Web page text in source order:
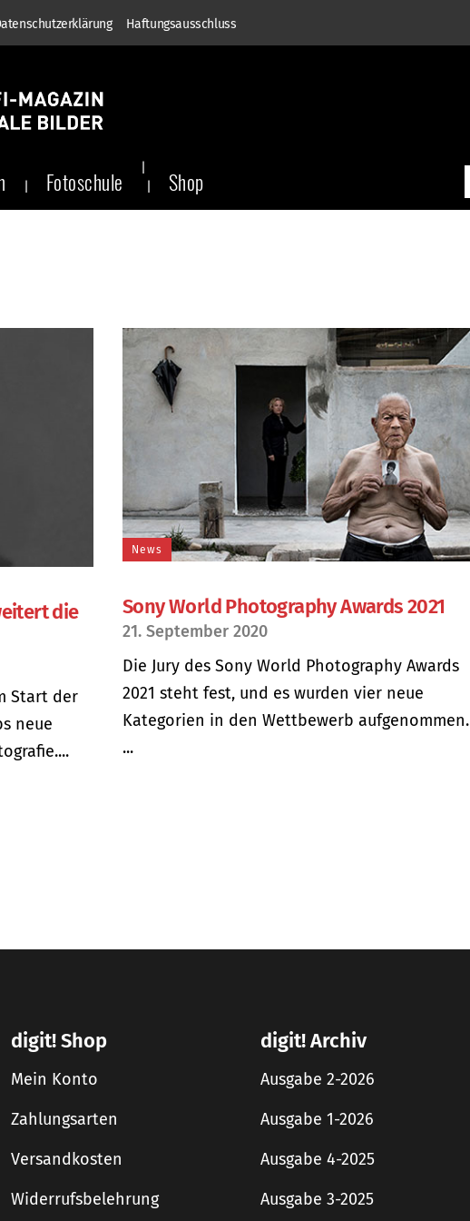
Haftungsausschluss
Fotoschule Shop
die
Start der
neue
News
Sony World Photography Awards 2021
21. September 2020
Die Jury des Sony World Photography Awards
2021 steht fest, und es wurden vier neue
Kategorien in den Wettbewerb aufgenommen.
...
digit! Shop
Mein Konto
Zahlungsarten
Versandkosten
Widerrufsbelehrung
digit! Archiv
Ausgabe 2-2026
Ausgabe 1-2026
Ausgabe 4-2025
Ausgabe 3-2025